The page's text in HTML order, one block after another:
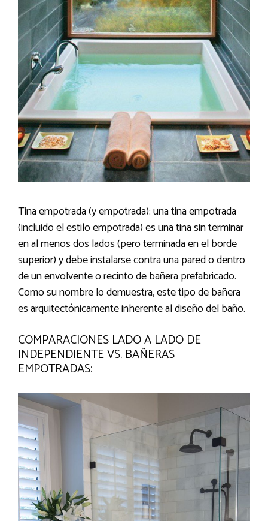
Tina empotrada (y empotrada): una tina empotrada
(incluido el estilo empotrada) es una tina sin terminar
en al menos dos lados (pero terminada en el borde
superior) y debe instalarse contra una pared o dentro
de un envolvente o recinto de bañera prefabricado.
Como su nombre lo demuestra, este tipo de bañera
es arquitectónicamente inherente al diseño del baño.
COMPARACIONES LADO A LADO DE
INDEPENDIENTE VS. BAÑERAS
EMPOTRADAS: